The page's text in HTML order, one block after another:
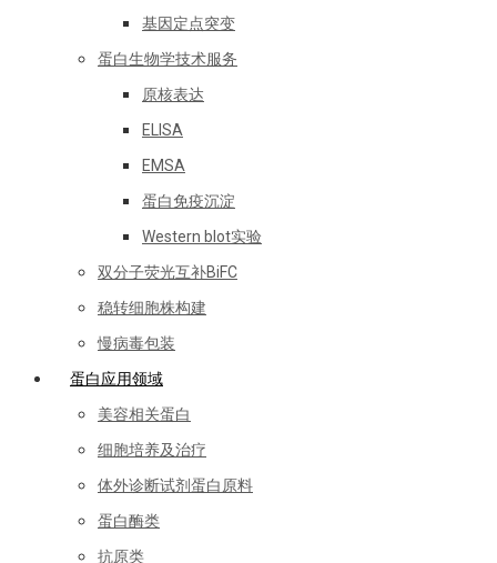
基因定点突变
蛋白生物学技术服务
原核表达
ELISA
EMSA
蛋白免疫沉淀
Western blot实验
双分子荧光互补BiFC
稳转细胞株构建
慢病毒包装
蛋白应用领域
美容相关蛋白
细胞培养及治疗
体外诊断试剂蛋白原料
蛋白酶类
抗原类